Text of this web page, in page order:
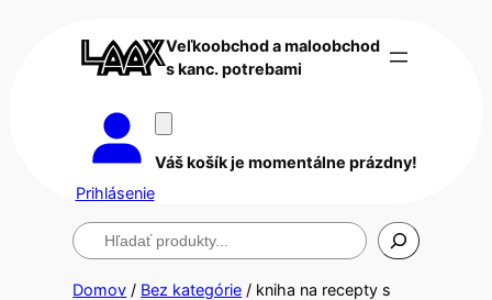
Veľkoobchod a maloobchod
s kanc. potrebami
Prihlásenie
Váš košík je momentálne prázdny!
Hľadanie
Domov / Bez kategórie / kniha na recepty s